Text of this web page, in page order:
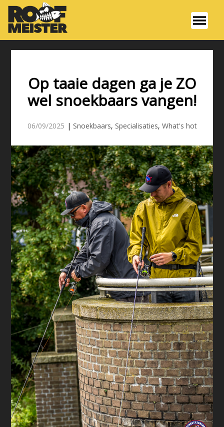
Op taaie dagen ga je ZO
wel snoekbaars vangen!
06/09/2025 | Snoekbaars, Specialisaties, What's hot